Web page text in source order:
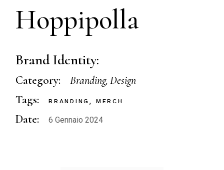
Hoppipolla
Brand Identity:
Category: Branding Design
Tags: BRANDING MERCH
Date: 6 Gennaio 2024